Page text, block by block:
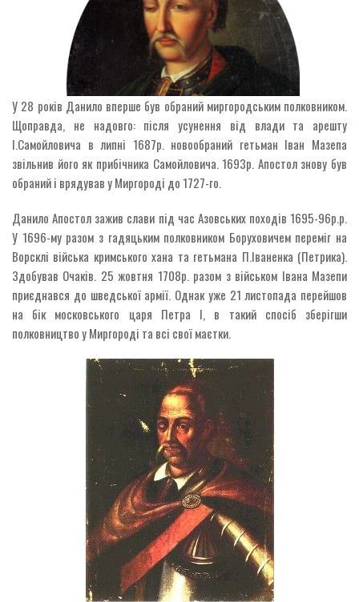
У 28 років Данило вперше був обраний миргородським полковником.
Щоправда, не надовго: після усунення від влади та арешту
І.Самойловича в липні 1687р. новообраний гетьман Іван Мазепа
звільнив його як прибічника Самойловича. 1693р. Апостол знову був
обраний і врядував у Миргороді до 1727-го.
Данило Апостол зажив слави під час Азовських походів 1695-96р.р.
У 1696-му разом з гадяцьким полковником Боруховичем переміг на
Ворсклі війська кримського хана та гетьмана П.Іваненка (Петрика).
Здобував Очаків. 25 жовтня 1708р. разом з військом Івана Мазепи
приєднався до шведської армії. Однак уже 21 листопада перейшов
на бік московського царя Петра І, в такий спосіб зберігши
полковництво у Миргороді та всі свої маєтки.